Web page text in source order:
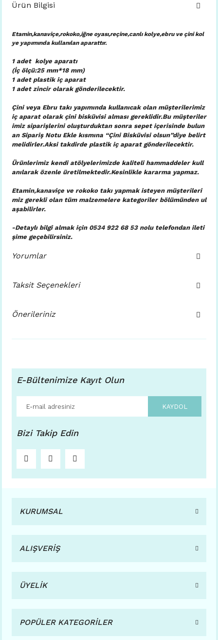
Ürün Bilgisi
Etamin,kanaviçe,rokoko,iğne oyası,reçine,canlı kolye,ebru ve çini kol
ye yapımında kullanılan aparattır.
1 adet kolye aparatı
(İç ölçü:25 mm*18 mm)
1 adet plastik iç aparat
1 adet zincir olarak gönderilecektir.
Çini veya Ebru takı yapımında kullanıcak olan müşterilerimiz
iç aparat olarak çini bisküvisi alması gereklidir.Bu müşteriler
imiz siparişlerini oluşturduktan sonra sepet içerisinde bulun
an Sipariş Notu Ekle kısmına “Çini Bisküvisi olsun”diye belirt
melidirler.Aksi takdirde plastik iç aparat gönderilecektir.
Ürünlerimiz kendi atölyelerimizde kaliteli hammaddeler kull
anılarak özenle üretilmektedir.Kesinlikle kararma yapmaz.
Etamin,kanaviçe ve rokoko takı yapmak isteyen müşterileri
miz gerekli olan tüm malzemelere kategoriler bölümünden ul
aşabilirler.
-Detaylı bilgi almak için 0534 922 68 53 nolu telefondan ileti
şime geçebilirsiniz.
Yorumlar
Taksit Seçenekleri
Önerileriniz
E-Bültenimize Kayıt Olun
KAYDOL
Bizi Takip Edin
KURUMSAL
ALIŞVERİŞ
ÜYELİK
POPÜLER KATEGORİLER